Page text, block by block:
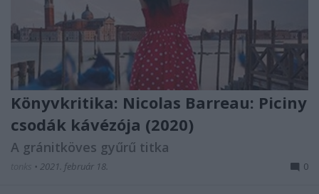
Könyvkritika: Nicolas Barreau: Piciny
csodák kávézója (2020)
A gránitköves gyűrű titka
• 2021. február 18. 0